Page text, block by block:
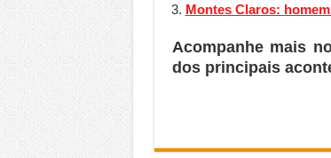
Montes Claros:
Acompanhe mais
dos principais